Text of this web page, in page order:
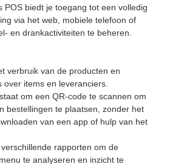
biedt je toegang tot een volledig
via het web, mobiele telefoon of
en drankactiviteiten te beheren.
verbruik van de producten en
over items en leveranciers.
om een QR-code te scannen om
bestellingen te plaatsen, zonder het
van een app of hulp van het
rapporten om de
te analyseren en inzicht te